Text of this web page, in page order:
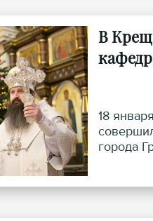
В
18
города